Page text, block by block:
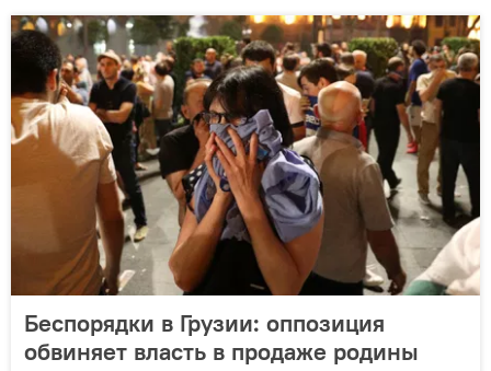
Беспорядки в Грузии: оппозиция
обвиняет власть в продаже родины